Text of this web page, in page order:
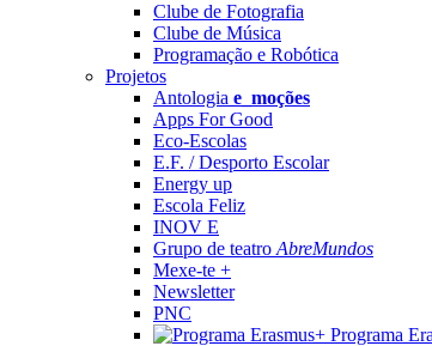
Clube de Fotografia
Clube de Música
Programação e Robótica
Projetos
Antologia e_moções
Apps For Good
Eco-Escolas
E.F. / Desporto Escolar
Energy up
Escola Feliz
INOV E
Grupo de teatro AbreMundos
Mexe-te +
Newsletter
PNC
Programa